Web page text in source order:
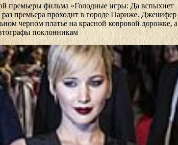
премьеры фильма «Голодные игры: Да вспыхнет
премьера проходит в городе Париже. Дженифер
черном платье на красной ковровой дорожке, а
поклонникам